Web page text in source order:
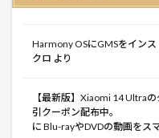
Harmony OSにGMSをイン
クロ より
【最新版】Xiaomi 14 Ultra
引クーポン配布中。
に Blu-rayやDVDの動画をス